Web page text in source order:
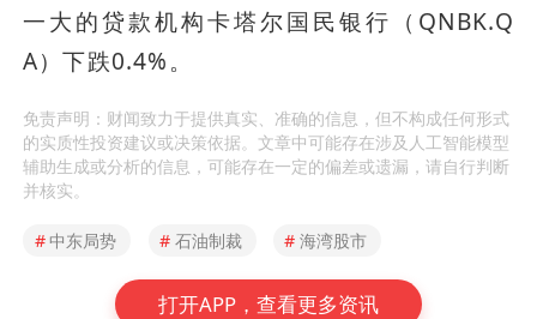
一大的贷款机构卡塔尔国民银行（QNBK.Q
A）下跌0.4%。
免责声明：财闻致力于提供真实、准确的信息，但不构成任何形式
的实质性投资建议或决策依据。文章中可能存在涉及人工智能模型
辅助生成或分析的信息，可能存在一定的偏差或遗漏，请自行判断
并核实。
#中东局势 # 石油制裁 # 海湾股市
打开APP，查看更多资讯